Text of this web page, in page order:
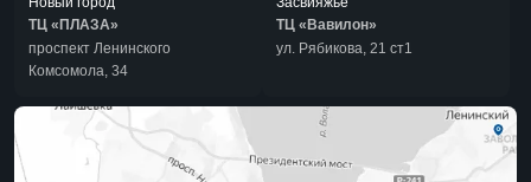
ТЦ «ПЛАЗА»
проспект Ленинского
Комсомола, 34
ТЦ «Вавилон»
ул. Рябикова, 21 ст1